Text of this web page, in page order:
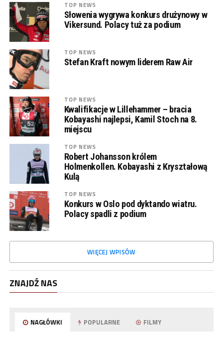
TOP NEWS
Słowenia wygrywa konkurs drużynowy w
Vikersund. Polacy tuż za podium
TOP NEWS
Stefan Kraft nowym liderem Raw Air
TOP NEWS
Kwalifikacje w Lillehammer – bracia
Kobayashi najlepsi, Kamil Stoch na 8.
miejscu
TOP NEWS
Robert Johansson królem
Holmenkollen. Kobayashi z Kryształową
Kulą
TOP NEWS
Konkurs w Oslo pod dyktando wiatru.
Polacy spadli z podium
WIĘCEJ WPISÓW
ZNAJDŹ NAS
NAGŁÓWKI POPULARNE FILMY